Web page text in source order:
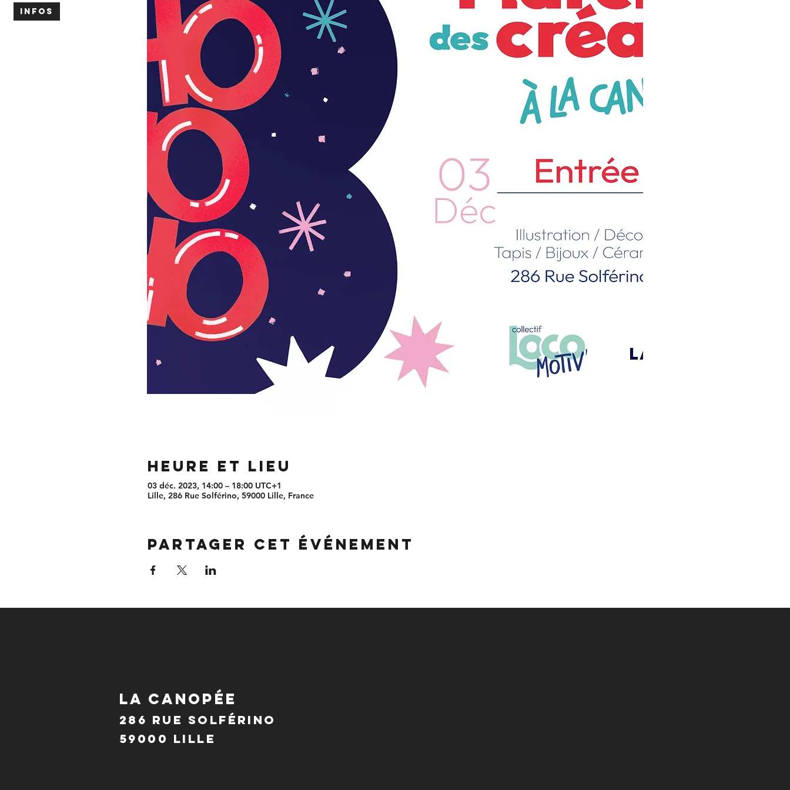
Heure et lieu
03 déc. 2023, 14:00 – 18:00 UTC+1
Lille, 286 Rue Solférino, 59000 Lille, France
Partager cet événement
INFOS
LA CANOPÉE
286 Rue Solférino
59000 Lille